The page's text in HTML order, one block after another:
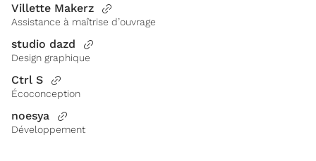
Villette Makerz
Assistance à maîtrise d’ouvrage
studio dazd
Design graphique
Ctrl S
Écoconception
noesya
Développement